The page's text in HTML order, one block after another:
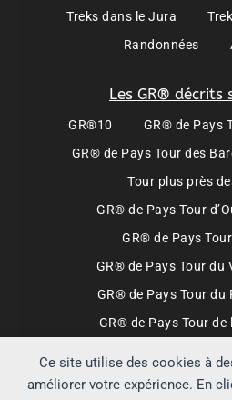
Ce site utilise des cookies à
améliorer votre expérience. En
Treks dans le Jura
Randonnées
Les GR® décrits
GR®10
GR® de Pays
GR® de Pays Tour des
Tour plus près
GR® de Pays Tour
GR® de Pays
GR® de Pays Tour du
GR® de Pays Tour du
GR® de Pays Tour de
Tour de la